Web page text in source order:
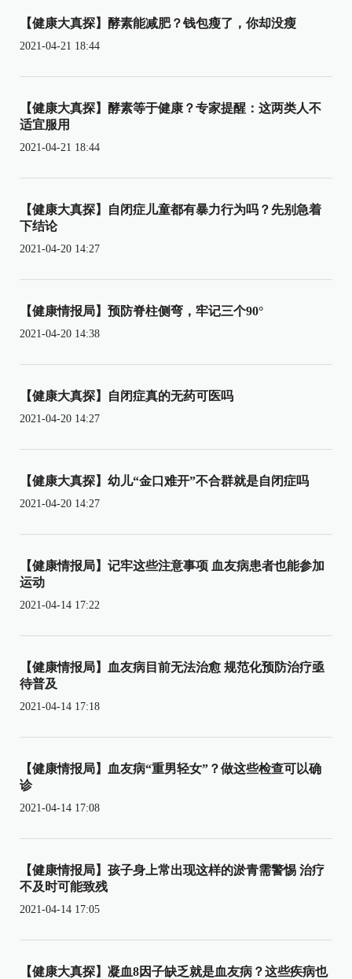
【健康大真探】酵素能减肥？钱包瘦了，你却没瘦
2021-04-21 18:44
【健康大真探】酵素等于健康？专家提醒：这两类人不
适宜服用
2021-04-21 18:44
【健康大真探】自闭症儿童都有暴力行为吗？先别急着
下结论
2021-04-20 14:27
【健康情报局】预防脊柱侧弯，牢记三个90°
2021-04-20 14:38
【健康大真探】自闭症真的无药可医吗
2021-04-20 14:27
【健康大真探】幼儿“金口难开”不合群就是自闭症吗
2021-04-20 14:27
【健康情报局】记牢这些注意事项 血友病患者也能参加
运动
2021-04-14 17:22
【健康情报局】血友病目前无法治愈 规范化预防治疗亟
待普及
2021-04-14 17:18
【健康情报局】血友病“重男轻女”？做这些检查可以确
诊
2021-04-14 17:08
【健康情报局】孩子身上常出现这样的淤青需警惕 治疗
不及时可能致残
2021-04-14 17:05
【健康大真探】凝血8因子缺乏就是血友病？这些疾病也